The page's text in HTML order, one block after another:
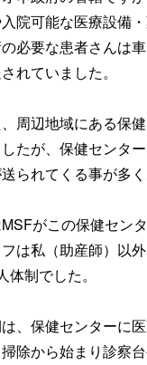
院可能な医療設備
必要な患者さんは
れていました。
、周辺地域にある保
たが、保健センタ
られてくる事が多く
がこの保健セン
は私（助産師）以
体制でした。
、保健センターに
除から始まり診察